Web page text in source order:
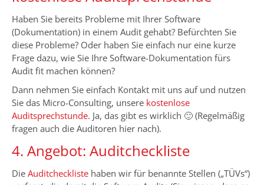
Haben Sie bereits Probleme mit Ihrer Software
(Dokumentation) in einem Audit gehabt? Befürchten Sie
diese Probleme? Oder haben Sie einfach nur eine kurze
Frage dazu, wie Sie Ihre Software-Dokumentation fürs
Audit fit machen können?
Dann nehmen Sie einfach Kontakt mit uns auf und nutzen
Sie das Micro-Consulting, unsere kostenlose
Auditsprechstunde. Ja, das gibt es wirklich 🙂 (Regelmäßig
fragen auch die Auditoren hier nach).
4. Angebot: Auditcheckliste
Die Auditcheckliste haben wir für benannte Stellen („TÜVs“)